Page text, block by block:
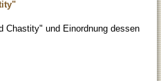
Chastity" und Einordnung dessen